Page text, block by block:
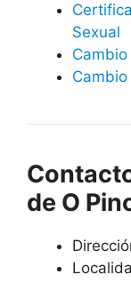
Sexual
de O